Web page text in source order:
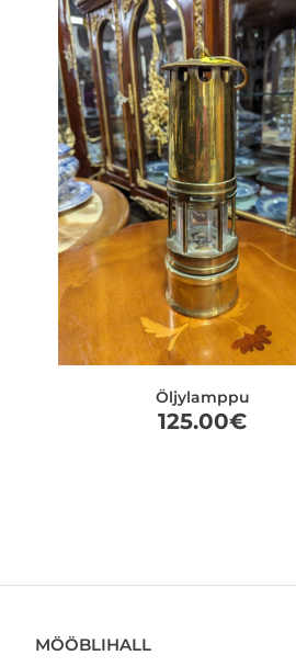
Öljylamppu
125.00€
MÖÖBLIHALL